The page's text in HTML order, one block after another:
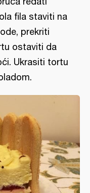
fila staviti na
prekriti
ostaviti da
Ukrasiti tortu